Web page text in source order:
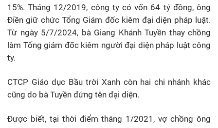
15%. Tháng 12/2019, công ty có vốn 64 tỷ đồng, ông
Điền giữ chức Tổng Giám đốc kiêm đại diện pháp luật.
Từ ngày 5/7/2024, bà Giang Khánh Tuyền thay chồng
làm Tổng giám đốc kiêm người đại diện pháp luật công
ty.
CTCP Giáo dục Bầu trời Xanh còn hai chi nhánh khác
cũng do bà Tuyền đứng tên đại diện.
Được biết, tại thời điểm tháng 1/2021, vợ chồng ông